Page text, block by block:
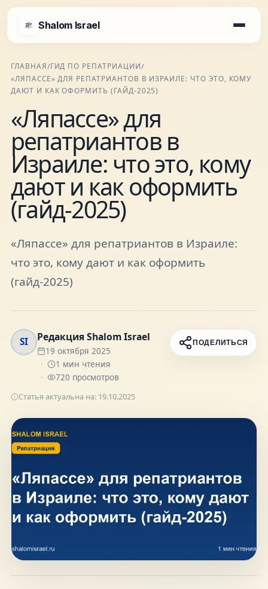
Shalom Israel
Блог
Афиша
Новости
Специалисты
Города
FAQ
Контакты
Получайте актуальные новости и советы о
Подписаться
ГЛАВНАЯ/ГИД ПО РЕПАТРИАЦИИ/
«ЛЯПАССЕ» ДЛЯ РЕПАТРИАНТОВ В ИЗРАИЛЕ: ЧТО ЭТО, КОМУ
ДАЮТ И КАК ОФОРМИТЬ (ГАЙД-2025)
«Ляпассе» для
репатриантов в
Израиле: что это, кому
дают и как оформить
(гайд-2025)
«Ляпассе» для репатриантов в Израиле:
что это, кому дают и как оформить
(гайд-2025)
SI Редакция Shalom Israel
19 октября 2025
1 мин чтения
720 просмотров
ПОДЕЛИТЬСЯ
Статья актуальна на: 19.10.2025